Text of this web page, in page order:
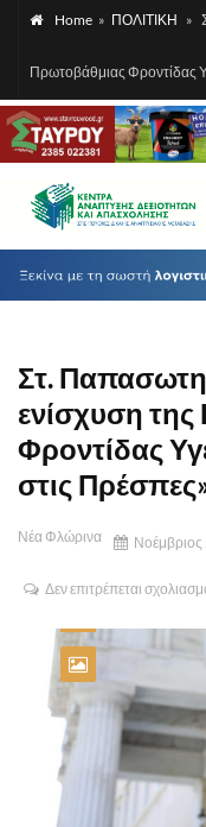
Home » ΠΟΛΙΤΙΚΗ »
Πρωτοβάθμιας Φροντίδας
Στ.
ενίσχυση
Φροντίδας
στις
Νέα Φλώρινα
Δεν επιτρέπεται